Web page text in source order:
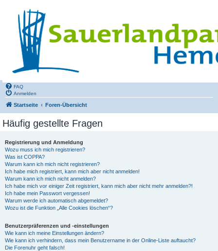
FAQ
Anmelden
Startseite Foren-Übersicht
Häufig gestellte Fragen
Registrierung und Anmeldung
Wozu muss ich mich registrieren?
Was ist COPPA?
Warum kann ich mich nicht registrieren?
Ich habe mich registriert, kann mich aber nicht anmelden!
Warum kann ich mich nicht anmelden?
Ich habe mich vor einiger Zeit registriert, kann mich aber nicht mehr anmelden?!
Ich habe mein Passwort vergessen!
Warum werde ich automatisch abgemeldet?
Wozu ist die Funktion „Alle Cookies löschen“?
Benutzerpräferenzen und -einstellungen
Wie kann ich meine Einstellungen ändern?
Wie kann ich verhindern, dass mein Benutzername in der Online-Liste auftaucht?
Die Forenuhr geht falsch!